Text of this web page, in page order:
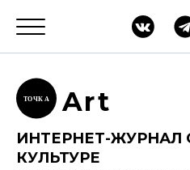
ТОЧК А Art
ИНТЕРНЕТ-ЖУРНАЛ
КУЛЬТУРЕ